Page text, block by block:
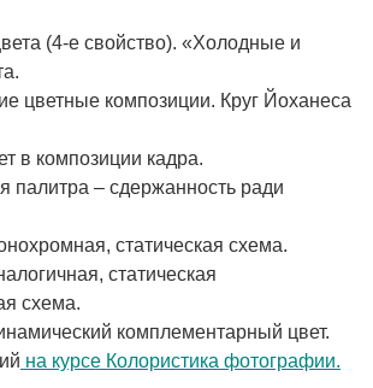
(4-е свойство). «Холодные и
цветные композиции. Круг Йоханеса
в композиции кадра.
палитра – сдержанность ради
статическая схема.
статическая
схема.
комплементарный цвет.
на курсе Колористика фотографии.